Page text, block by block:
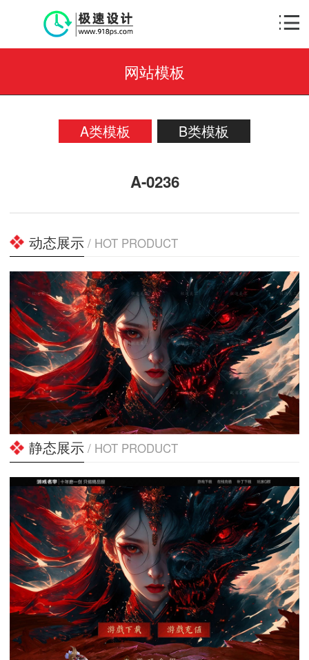
网站模板
A类模板 B类模板
A-0236
动态展示 / HOT PRODUCT
静态展示 / HOT PRODUCT